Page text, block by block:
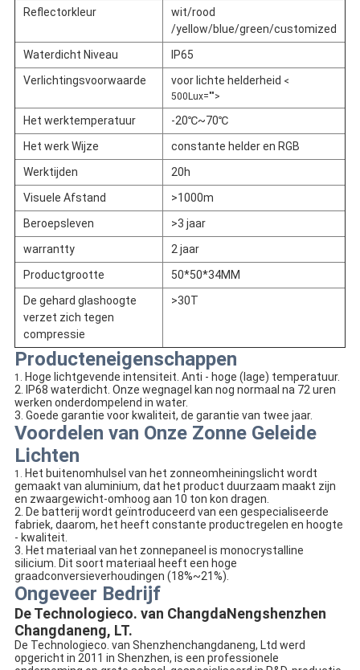
Reflectorkleur
wit/rood
/yellow/blue/green/customized
Waterdicht Niveau
IP65
Verlichtingsvoorwaarde
voor lichte helderheid <
500Lux="">
Het werktemperatuur
-20℃~70℃
Het werk Wijze
constante helder en RGB
Werktijden
20h
Visuele Afstand
>1000m
Beroepsleven
>3 jaar
warrantty
2 jaar
Productgrootte
50*50*34MM
De gehard glashoogte
verzet zich tegen
compressie
>30T
Producteneigenschappen
1. Hoge lichtgevende intensiteit. Anti - hoge (lage) temperatuur.
2. IP68 waterdicht. Onze wegnagel kan nog normaal na 72 uren
werken onderdompelend in water.
3. Goede garantie voor kwaliteit, de garantie van twee jaar.
Voordelen van Onze Zonne Geleide
Lichten
1. Het buitenomhulsel van het zonneomheiningslicht wordt
gemaakt van aluminium, dat het product duurzaam maakt zijn
en zwaargewicht-omhoog aan 10 ton kon dragen.
2. De batterij wordt geïntroduceerd van een gespecialiseerde
fabriek, daarom, het heeft constante productregelen en hoogte
- kwaliteit.
3. Het materiaal van het zonnepaneel is monocrystalline
silicium. Dit soort materiaal heeft een hoge
graadconversieverhoudingen (18%~21%).
Ongeveer Bedrijf
De Technologieco. van ChangdaNengshenzhen
Changdaneng, LT.
De Technologieco. van Shenzhenchangdaneng, Ltd werd
opgericht in 2011 in Shenzhen, is een professionele